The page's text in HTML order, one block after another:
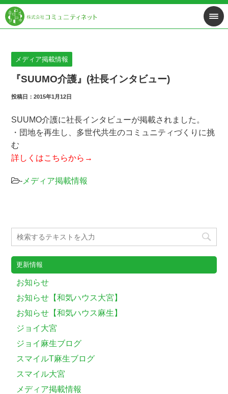
メディア掲載情報
『SUUMO介護』(社長インタビュー)
投稿日：2015年1月12日
SUUMO介護に社長インタビューが掲載されました。
・団地を再生し、多世代共生のコミュニティづくりに挑
む
詳しくはこちらから→
- メディア掲載情報
更新情報
お知らせ
お知らせ【和気ハウス大宮】
お知らせ【和気ハウス麻生】
ジョイ大宮
ジョイ麻生ブログ
スマイルT麻生ブログ
スマイル大宮
メディア掲載情報